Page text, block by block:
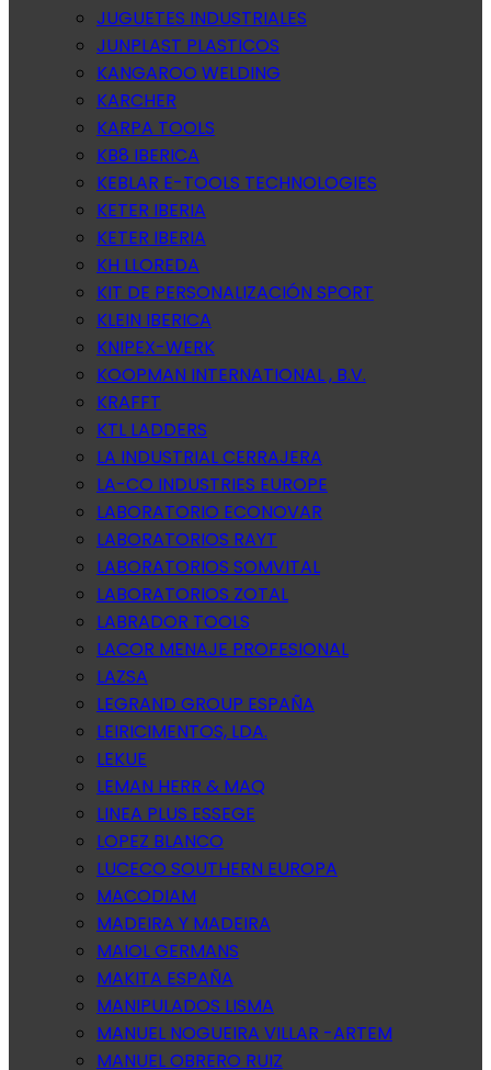
JUGUETES INDUSTRIALES
JUNPLAST PLASTICOS
KANGAROO WELDING
KARCHER
KARPA TOOLS
KB8 IBERICA
KEBLAR E-TOOLS TECHNOLOGIES
KETER IBERIA
KETER IBERIA
KH LLOREDA
KIT DE PERSONALIZACIÓN SPORT
KLEIN IBERICA
KNIPEX-WERK
KOOPMAN INTERNATIONAL , B.V.
KRAFFT
KTL LADDERS
LA INDUSTRIAL CERRAJERA
LA-CO INDUSTRIES EUROPE
LABORATORIO ECONOVAR
LABORATORIOS RAYT
LABORATORIOS SOMVITAL
LABORATORIOS ZOTAL
LABRADOR TOOLS
LACOR MENAJE PROFESIONAL
LAZSA
LEGRAND GROUP ESPAÑA
LEIRICIMENTOS, LDA.
LEKUE
LEMAN HERR & MAQ
LINEA PLUS ESSEGE
LOPEZ BLANCO
LUCECO SOUTHERN EUROPA
MACODIAM
MADEIRA Y MADEIRA
MAIOL GERMANS
MAKITA ESPAÑA
MANIPULADOS LISMA
MANUEL NOGUEIRA VILLAR -ARTEM
MANUEL OBRERO RUIZ